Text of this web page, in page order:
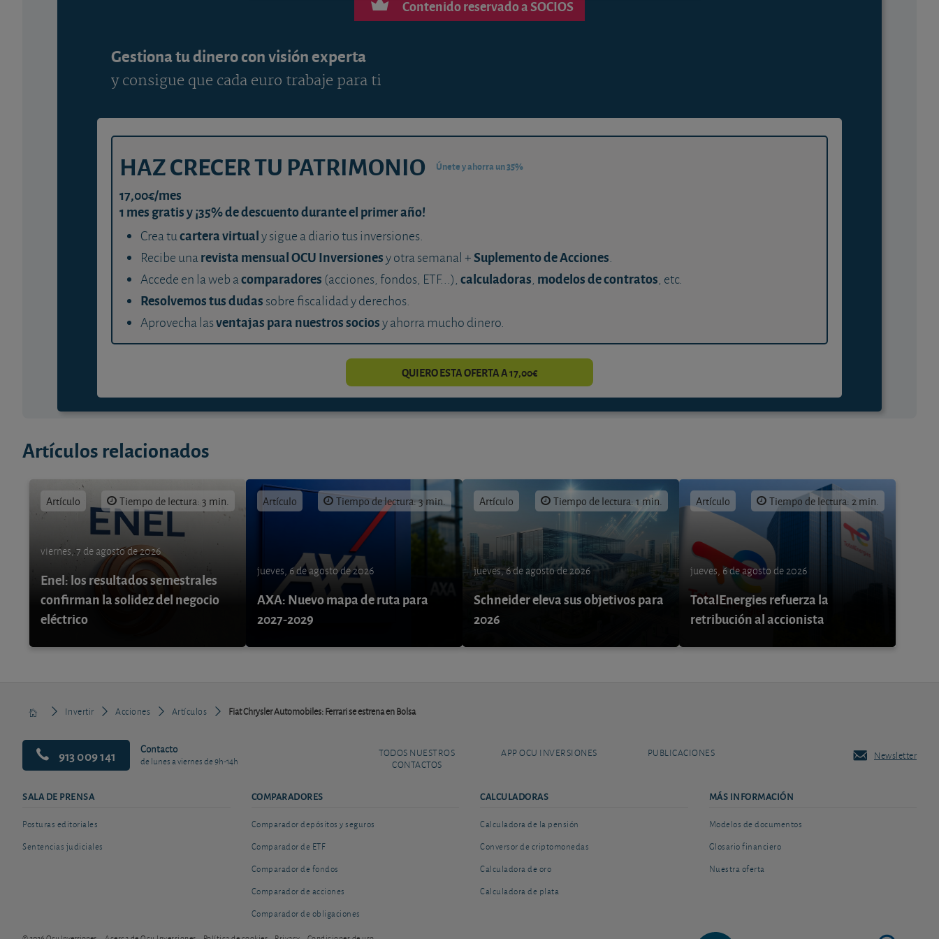
Contenido reservado a SOCIOS
Gestiona tu dinero con visión experta
y consigue que cada euro trabaje para ti
HAZ CRECER TU PATRIMONIO Únete y ahorra un 35%
17,00€/mes
1 mes gratis y ¡35% de descuento durante el primer año!
Crea tucartera virtualy sigue a diario tus inversiones.
Recibe unarevista mensual OCU Inversionesy otra semanal +Suplemento de Acciones.
Accede en la web acomparadores (acciones, fondos, ETF...), calculadoras, modelos de contratos, etc.
Resolvemos tus dudas sobre fiscalidad y derechos.
Aprovecha lasventajas para nuestros sociosy ahorra mucho dinero.
QUIERO ESTA OFERTA A 17,00€
Artículos relacionados
Artículo Tiempo de lectura: 3 min.
viernes, 7 de agosto de 2026
Enel: los resultados semestrales
confirman la solidez del negocio
eléctrico
Artículo Tiempo de lectura: 3 min.
jueves, 6 de agosto de 2026
AXA: Nuevo mapa de ruta para
2027-2029
Artículo Tiempo de lectura: 1 min.
jueves, 6 de agosto de 2026
Schneider eleva sus objetivos para
2026
Artículo Tiempo de lectura: 2 min.
jueves, 6 de agosto de 2026
TotalEnergies refuerza la
retribución al accionista
Invertir Acciones Artículos Fiat Chrysler Automobiles: Ferrari se estrena en Bolsa
913 009 141 Contacto
de lunes a viernes de 9h-14h
TODOS NUESTROS
CONTACTOS
APP OCU INVERSIONES PUBLICACIONES Newsletter
SALA DE PRENSA
Posturas editoriales
Sentencias judiciales
COMPARADORES
Comparador depósitos y seguros
Comparador de ETF
Comparador de fondos
Comparador de acciones
Comparador de obligaciones
CALCULADORAS
Calculadora de la pensión
Conversor de criptomonedas
Calculadora de oro
Calculadora de plata
MÁS INFORMACIÓN
Modelos de documentos
Glosario financiero
Nuestra oferta